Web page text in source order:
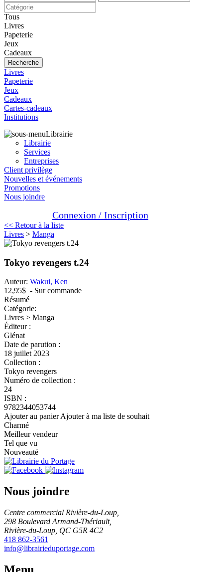
Tous
Livres
Papeterie
Jeux
Cadeaux
Recherche
Livres
Papeterie
Jeux
Cadeaux
Cartes-cadeaux
Institutions
Librairie
Librairie
Services
Entreprises
Client privilège
Nouvelles et événements
Promotions
Nous joindre
Connexion / Inscription
<< Retour à la liste
Livres > Manga
Tokyo revengers t.24
Auteur: Wakui, Ken
12,95$ - Sur commande
Résumé
Catégorie:
Livres > Manga
Éditeur :
Glénat
Date de parution :
18 juillet 2023
Collection :
Tokyo revengers
Numéro de collection :
24
ISBN :
9782344053744
Ajouter au panierAjouter à ma liste de souhait
Charmé
Meilleur vendeur
Tel que vu
Nouveauté
Nous joindre
Centre commercial Rivière-du-Loup,
298 Boulevard Armand-Thériault,
Rivière-du-Loup, QC G5R 4C2
418 862-3561
info@librairieduportage.com